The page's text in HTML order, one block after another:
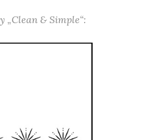
„Clean & Simple“: